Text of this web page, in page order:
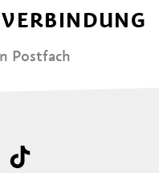
Postfach